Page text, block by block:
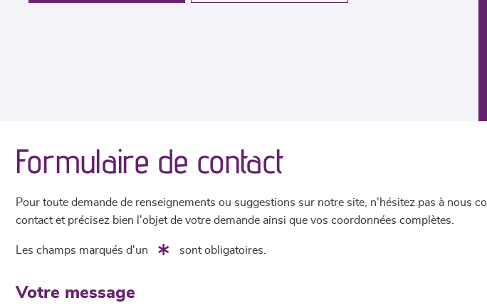
Formulaire de contact
Pour toute demande de renseignements ou suggestions sur notre site, n'hésitez pas à nous
contact et précisez bien l'objet de votre demande ainsi que vos coordonnées complètes.
Les champs marqués d'un sont obligatoires.
Votre message